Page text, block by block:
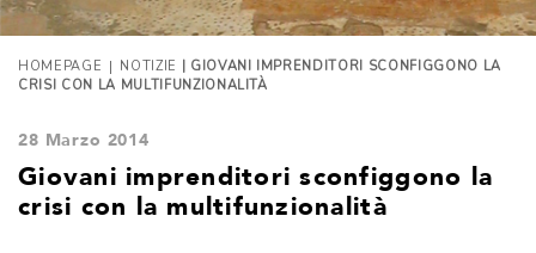
HOMEPAGE | NOTIZIE
| GIOVANI IMPRENDITORI SCONFIGGONO LA
CRISI CON LA MULTIFUNZIONALITÀ
28 Marzo 2014
Giovani imprenditori sconfiggono la
crisi con la multifunzionalità